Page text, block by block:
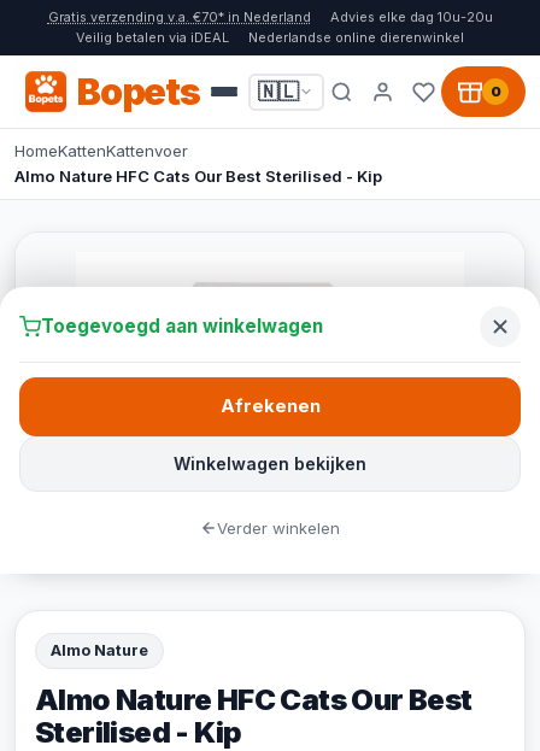
Gratis verzending v.a. €70* in Nederland
Advies elke dag 10u-20u
Veilig betalen via iDEAL
Nederlandse online dierenwinkel
Bopets 🇳🇱 0
HomeKattenKattenvoer
Almo Nature HFC Cats Our Best Sterilised - Kip
Almo Nature
Almo Nature HFC Cats Our Best
Sterilised - Kip
Toegevoegd aan winkelwagen
Winkelwagen bekijken
Afrekenen
Verder winkelen